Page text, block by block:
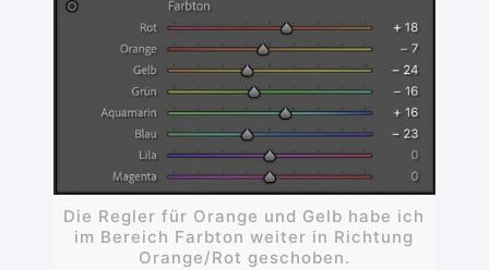
Die Regler für Orange und Gelb habe ich
im Bereich Farbton weiter in Richtung
Orange/Rot geschoben.